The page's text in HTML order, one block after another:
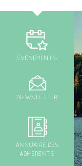
ÉVÉNEMENTS
NEWSLETTER
ANNUAIRE DES
ADHÉRENTS